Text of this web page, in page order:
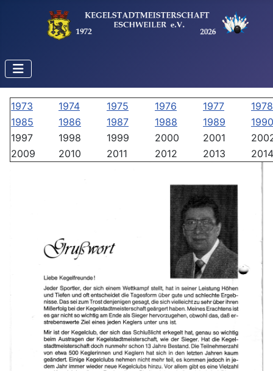
1973 1974 1975 1976 1977
1978
1985
1986 1987 1988 1989
1990
1997
1998 1999 2000 2001
2009
2010 2011 2012 2013 2014